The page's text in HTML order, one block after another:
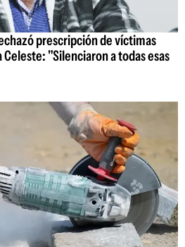
prescripción de víctimas
"Silenciaron a todas esas